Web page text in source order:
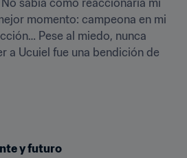
sabía cómo reaccionaría mi
momento: campeona en mi
Pese al miedo, nunca
a Ucuiel fue una bendición de
y futuro